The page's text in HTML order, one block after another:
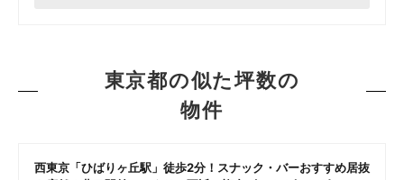
東京都の似た坪数の
物件
西東京「ひばりヶ丘駅」徒歩2分！スナック・バーおすすめ居抜